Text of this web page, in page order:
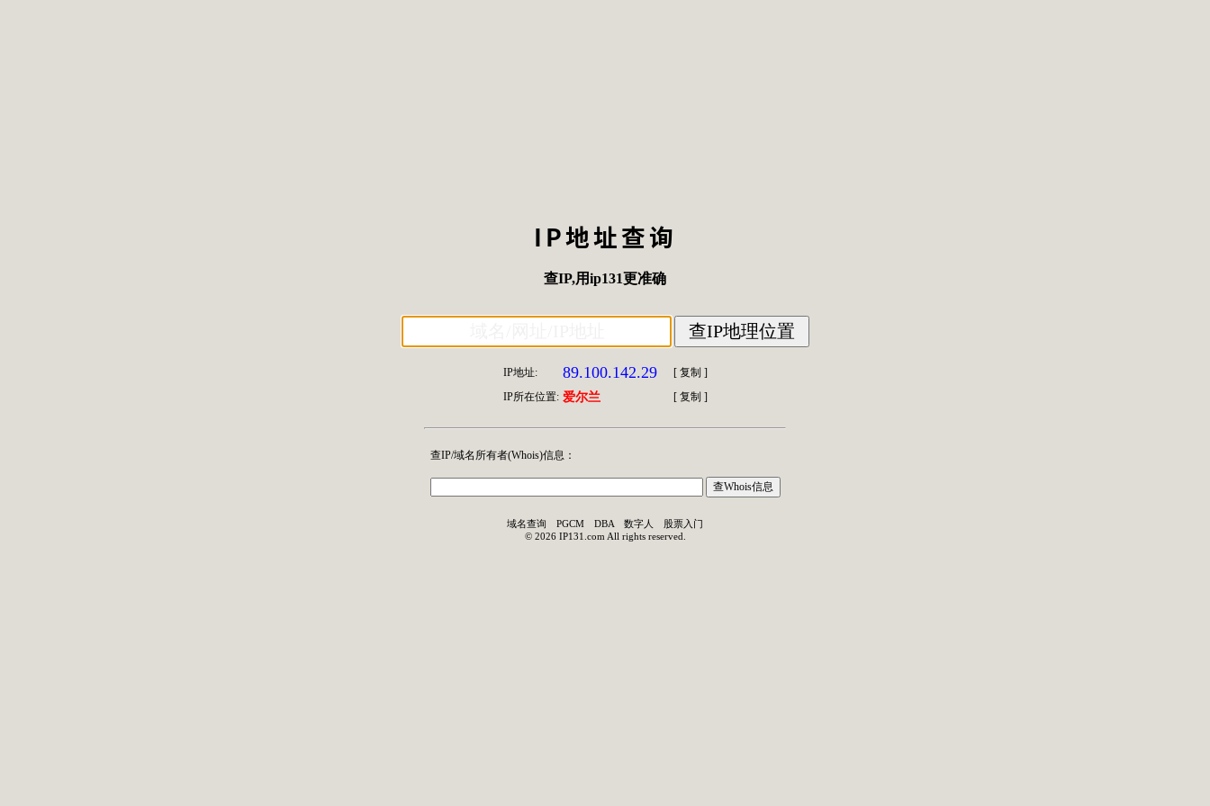
IP地址查询
查IP,用ip131更准确
IP地址: 89.100.142.29 [ 复制 ]
IP所在位置: 爱尔兰 [ 复制 ]
查IP/域名所有者(Whois)信息：
域名查询 PGCM DBA 数字人
股票入门
© 2026 IP131.com All rights reserved.